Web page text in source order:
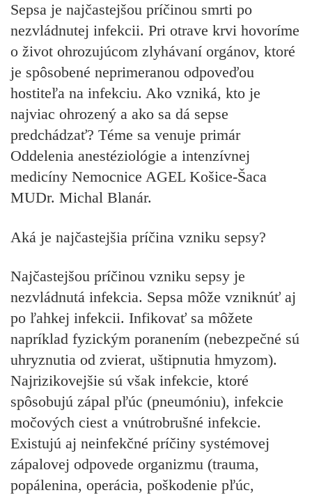
Sepsa je najčastejšou príčinou smrti po
nezvládnutej infekcii. Pri otrave krvi hovoríme
o život ohrozujúcom zlyhávaní orgánov, ktoré
je spôsobené neprimeranou odpoveďou
hostiteľa na infekciu. Ako vzniká, kto je
najviac ohrozený a ako sa dá sepse
predchádzať? Téme sa venuje primár
Oddelenia anestéziológie a intenzívnej
medicíny Nemocnice AGEL Košice-Šaca
MUDr. Michal Blanár.
Aká je najčastejšia príčina vzniku sepsy?
Najčastejšou príčinou vzniku sepsy je
nezvládnutá infekcia. Sepsa môže vzniknúť aj
po ľahkej infekcii. Infikovať sa môžete
napríklad fyzickým poranením (nebezpečné sú
uhryznutia od zvierat, uštipnutia hmyzom).
Najrizikovejšie sú však infekcie, ktoré
spôsobujú zápal pľúc (pneumóniu), infekcie
močových ciest a vnútrobrušné infekcie.
Existujú aj neinfekčné príčiny systémovej
zápalovej odpovede organizmu (trauma,
popálenina, operácia, poškodenie pľúc,